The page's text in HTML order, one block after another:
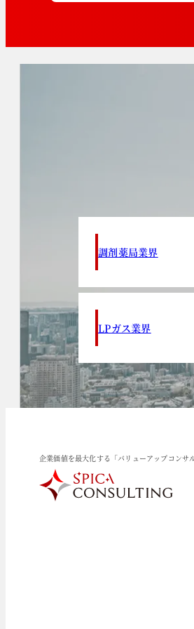
調剤薬局業界
LPガス業界
企業価値を最大化する「バリューアップコンサ